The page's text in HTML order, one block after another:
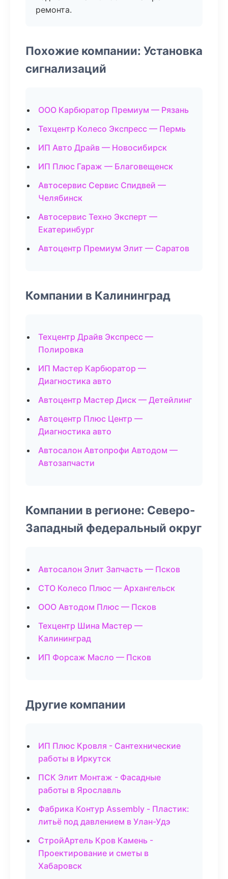
ремонта.
Похожие компании: Установка
сигнализаций
ООО Карбюратор Премиум — Рязань
Техцентр Колесо Экспресс — Пермь
ИП Авто Драйв — Новосибирск
ИП Плюс Гараж — Благовещенск
Автосервис Сервис Спидвей —
Челябинск
Автосервис Техно Эксперт —
Екатеринбург
Автоцентр Премиум Элит — Саратов
Компании в Калининград
Техцентр Драйв Экспресс —
Полировка
ИП Мастер Карбюратор —
Диагностика авто
Автоцентр Мастер Диск — Детейлинг
Автоцентр Плюс Центр —
Диагностика авто
Автосалон Автопрофи Автодом —
Автозапчасти
Компании в регионе: Северо-
Западный федеральный округ
Автосалон Элит Запчасть — Псков
СТО Колесо Плюс — Архангельск
ООО Автодом Плюс — Псков
Техцентр Шина Мастер —
Калининград
ИП Форсаж Масло — Псков
Другие компании
ИП Плюс Кровля - Сантехнические
работы в Иркутск
ПСК Элит Монтаж - Фасадные
работы в Ярославль
Фабрика Контур Assembly - Пластик:
литьё под давлением в Улан-Удэ
СтройАртель Кров Камень -
Проектирование и сметы в
Хабаровск